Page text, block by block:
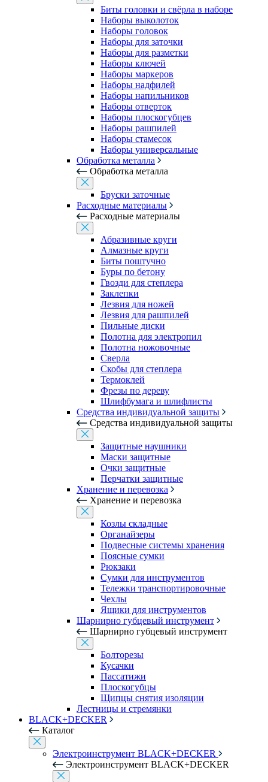
Биты головки и свёрла в наборе
Наборы выколоток
Наборы головок
Наборы для заточки
Наборы для разметки
Наборы ключей
Наборы маркеров
Наборы надфилей
Наборы напильников
Наборы отверток
Наборы плоскогубцев
Наборы рашпилей
Наборы стамесок
Наборы универсальные
Обработка металла
Обработка металла
Бруски заточные
Расходные материалы
Расходные материалы
Абразивные круги
Алмазные круги
Биты поштучно
Буры по бетону
Гвозди для степлера
Заклепки
Лезвия для ножей
Лезвия для рашпилей
Пильные диски
Полотна для электропил
Полотна ножовочные
Сверла
Скобы для степлера
Термоклей
Фрезы по дереву
Шлифбумага и шлифлисты
Средства индивидуальной защиты
Средства индивидуальной защиты
Защитные наушники
Маски защитные
Очки защитные
Перчатки защитные
Хранение и перевозка
Хранение и перевозка
Козлы складные
Органайзеры
Подвесные системы хранения
Поясные сумки
Рюкзаки
Сумки для инструментов
Тележки транспортировочные
Чехлы
Ящики для инструментов
Шарнирно губцевый инструмент
Шарнирно губцевый инструмент
Болторезы
Кусачки
Пассатижи
Плоскогубцы
Щипцы снятия изоляции
Лестницы и стремянки
BLACK+DECKER
Каталог
Электроинструмент BLACK+DECKER
Электроинструмент BLACK+DECKER